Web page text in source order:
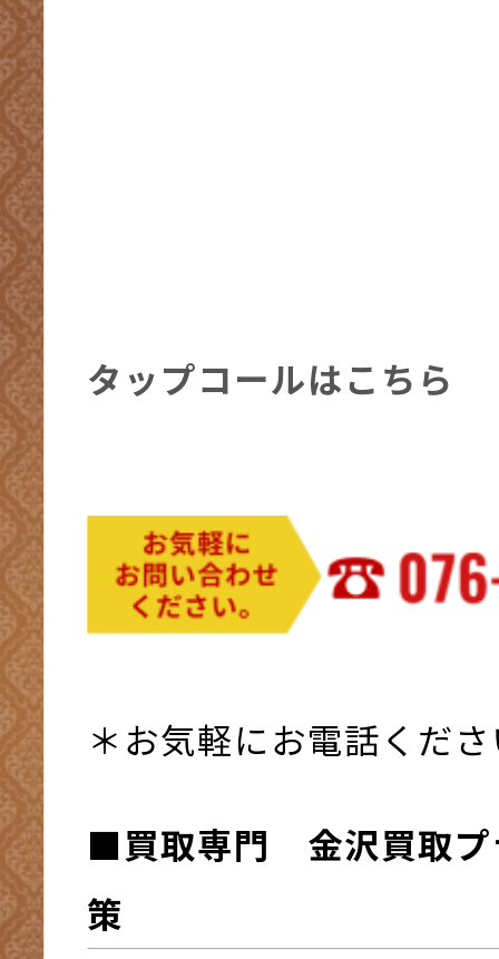
タップコールはこちら
＊お気軽にお電話くだ
■買取専門 金沢買取プ
策